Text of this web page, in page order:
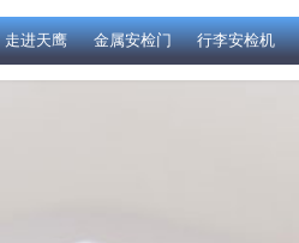
走进天鹰 金属安检门 行李安检机